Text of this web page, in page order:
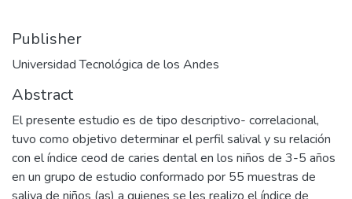
Publisher
Universidad Tecnológica de los Andes
Abstract
El presente estudio es de tipo descriptivo- correlacional,
tuvo como objetivo determinar el perfil salival y su relación
con el índice ceod de caries dental en los niños de 3-5 años
en un grupo de estudio conformado por 55 muestras de